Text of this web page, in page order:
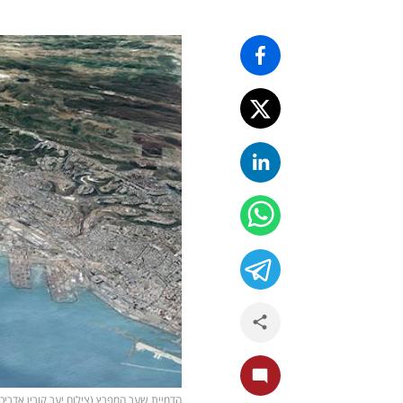
הדמיית שער המפרץ (צילום יער קורין